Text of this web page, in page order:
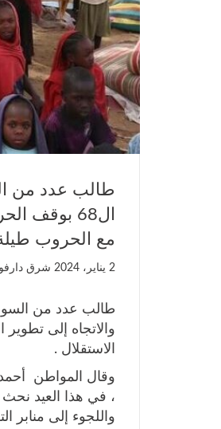
طالب عدد من
ال68 بوقف
مع الحروب
2 يناير، 2024 شرق
والاتجاه إلى
الاستقلال .
وقال المواطن أحمد
، في هذا العيد
واللجوء إلى منابر